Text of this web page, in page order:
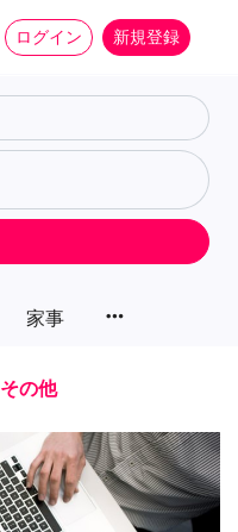
ログイン 新規登録
家事 more_horiz
その他